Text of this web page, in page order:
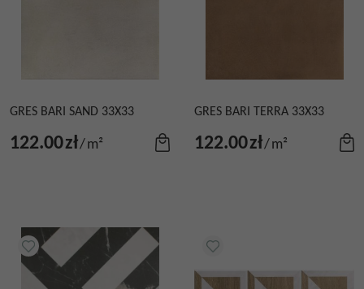
GRES BARI SAND 33X33
122.00zł/m²
GRES BARI TERRA 33X33
122.00zł/m²